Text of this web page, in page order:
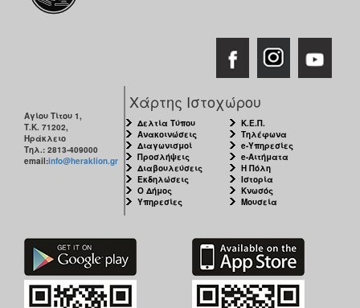
Αγίου Τίτου 1,
Τ.Κ. 71202,
Ηράκλειο
Τηλ.: 2813-409000
email:info@heraklion.gr
Χάρτης Ιστοχώρου
Δελτία Τύπου
Ανακοινώσεις
Διαγωνισμοί
Προσλήψεις
Διαβουλεύσεις
Εκδηλώσεις
Ο Δήμος
Υπηρεσίες
Κ.Ε.Π.
Τηλέφωνα
e-Υπηρεσίες
e-Αιτήματα
Η Πόλη
Ιστορία
Κνωσός
Μουσεία